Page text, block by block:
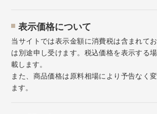
表示価格について
当サイトでは表示金額に消費税は含まれて
は別途申し受けます。税込価格を表示する
載します。
また、商品価格は原料相場により予告なく
ます。